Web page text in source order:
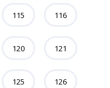
115 116
120 121
125 126